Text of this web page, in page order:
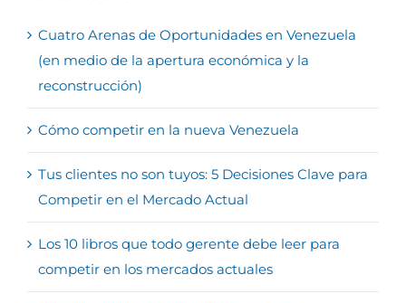
Cuatro Arenas de Oportunidades en Venezuela
(en medio de la apertura económica y la
reconstrucción)
Cómo competir en la nueva Venezuela
Tus clientes no son tuyos: 5 Decisiones Clave para
Competir en el Mercado Actual
Los 10 libros que todo gerente debe leer para
competir en los mercados actuales